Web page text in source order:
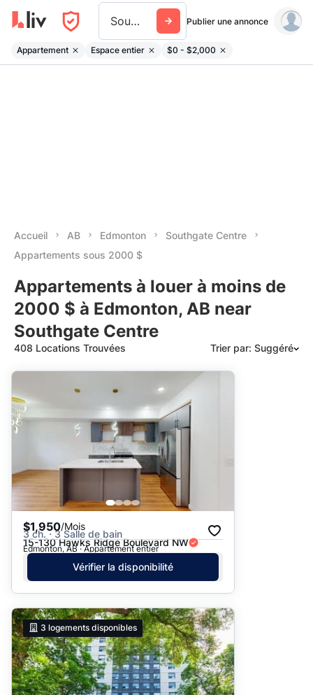
Southgate Centre Publier une annonce
Appartement Espace entier $0 - $2,000
Accueil AB Edmonton
Southgate Centre
Appartements sous 2000 $
Appartements à louer à moins de
2000 $ à Edmonton, AB near
Southgate Centre
408 Locations Trouvées Trier par: Suggéré
Date: les plus récents d’abord
Date: les plus anciens d’abord
Prix - $ à $$$
$1,950/Mois
3 ch. · 3 Salle de bain
15-130 Hawks Ridge Boulevard NW
Edmonton, AB · Appartement entier
Vérifier la disponibilité
3 logements disponibles